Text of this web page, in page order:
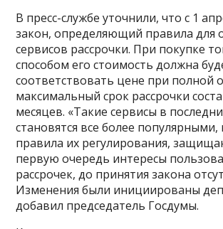
В пресс-службе уточнили, что с 1
закон, определяющий правила для
сервисов рассрочки. При покупке
способом его стоимость должна
соответствовать цене при полной
максимальный срок рассрочки
месяцев. «Такие сервисы в
становятся все более
правила их регулирования,
первую очередь интересы
рассрочек, до принятия закона
Изменения были инициированы
добавил председатель Госдумы.